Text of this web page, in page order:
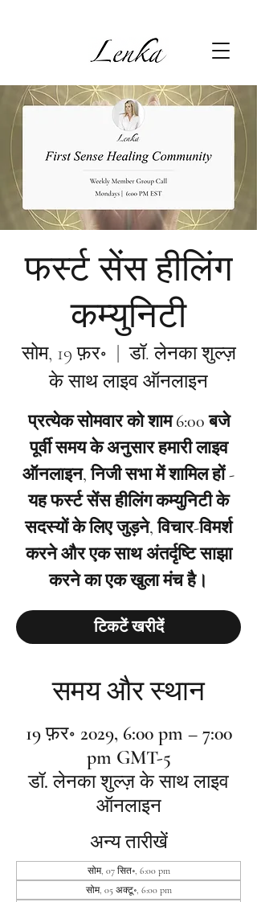
फर्स्ट सेंस हीलिंग
कम्युनिटी
सोम, 19 फ़र॰
  |
डॉ. लेनका शुल्ज़
के साथ लाइव ऑनलाइन
प्रत्येक सोमवार को शाम 6:00 बजे
पूर्वी समय के अनुसार हमारी लाइव
ऑनलाइन, निजी सभा में शामिल हों -
यह फर्स्ट सेंस हीलिंग कम्युनिटी के
सदस्यों के लिए जुड़ने, विचार-विमर्श
करने और एक साथ अंतर्दृष्टि साझा
करने का एक खुला मंच है।
टिकटें खरीदें
समय और स्थान
19 फ़र॰ 2029, 6:00 pm – 7:00
pm GMT-5
डॉ. लेनका शुल्ज़ के साथ लाइव
ऑनलाइन
अन्य तारीखें
सोम, 07 सित॰, 6:00 pm
सोम, 05 अक्टू॰, 6:00 pm